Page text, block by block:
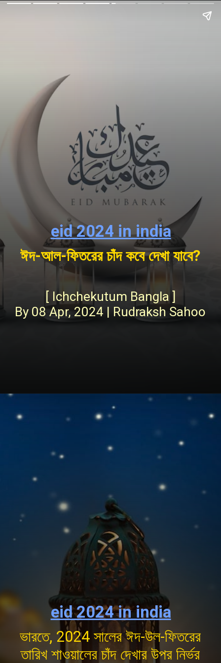
[ Ichchekutum Bangla ]
By 08 Apr, 2024 | Rudraksh Sahoo
ঈদ-আল-ফিতরের চাঁদ কবে দেখা যাবে?
eid 2024 in india
ভারতে, 2024 সালের ঈদ-উল-ফিতরের
তারিখ শাওয়ালের চাঁদ দেখার উপর নির্ভর
eid 2024 in india